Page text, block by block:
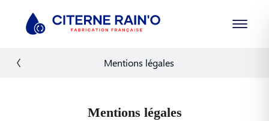
Mentions légales
Mentions légales